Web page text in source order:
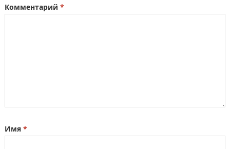
Комментарий *
Имя *